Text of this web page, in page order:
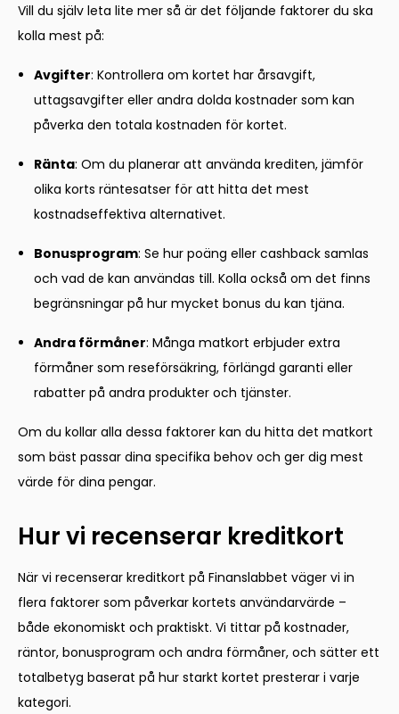
Vill du själv leta lite mer så är det följande faktorer du ska
kolla mest på:
Avgifter: Kontrollera om kortet har årsavgift,
uttagsavgifter eller andra dolda kostnader som kan
påverka den totala kostnaden för kortet.
Ränta: Om du planerar att använda krediten, jämför
olika korts räntesatser för att hitta det mest
kostnadseffektiva alternativet.
Bonusprogram: Se hur poäng eller cashback samlas
och vad de kan användas till. Kolla också om det finns
begränsningar på hur mycket bonus du kan tjäna.
Andra förmåner: Många matkort erbjuder extra
förmåner som reseförsäkring, förlängd garanti eller
rabatter på andra produkter och tjänster.
Om du kollar alla dessa faktorer kan du hitta det matkort
som bäst passar dina specifika behov och ger dig mest
värde för dina pengar.
Hur vi recenserar kreditkort
När vi recenserar kreditkort på Finanslabbet väger vi in
flera faktorer som påverkar kortets användarvärde –
både ekonomiskt och praktiskt. Vi tittar på kostnader,
räntor, bonusprogram och andra förmåner, och sätter ett
totalbetyg baserat på hur starkt kortet presterar i varje
kategori.